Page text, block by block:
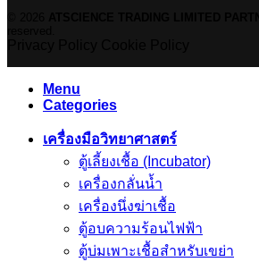
Menu
Categories
เครื่องมือวิทยาศาสตร์
ตู้เลี้ยงเชื้อ (Incubator)
เครื่องกลั่นน้ำ
เครื่องนึ่งฆ่าเชื้อ
ตู้อบความร้อนไฟฟ้า
ตู้บ่มเพาะเชื้อสำหรับเขย่า